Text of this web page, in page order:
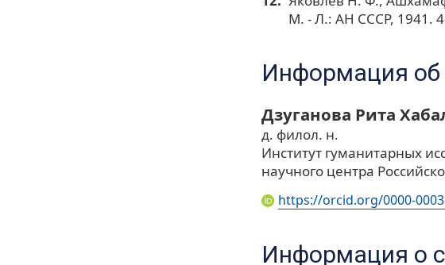
М. - Л.: АН СССР, 1941.
Информация об
Дзуганова Рита
д. филол. н.
Институт гуманитарных
научного центра
https://orcid.org/0000-
Информация о